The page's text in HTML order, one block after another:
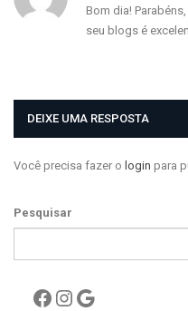
Bom dia!
seu blogs é
DEIXE UMA RESPOSTA
Você precisa fazer o login para
Pesquisar
Facebook
Instagram
Google